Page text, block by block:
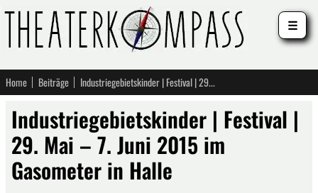
Home Beiträge Industriegebietskinder | Festival | 29. Mai – 7. Juni 2015 im Gasometer in Halle
Industriegebietskinder | Festival |
29. Mai – 7. Juni 2015 im
Gasometer in Halle
☰